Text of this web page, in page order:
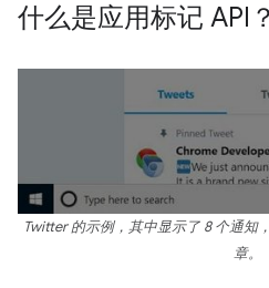
什么是应用标记 API？
Twitter 的示例，其中显示了 8 个通知
章。